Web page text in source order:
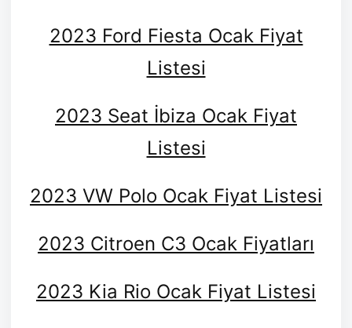
2023 Ford Fiesta Ocak Fiyat
Listesi
2023 Seat İbiza Ocak Fiyat
Listesi
2023 VW Polo Ocak Fiyat Listesi
2023 Citroen C3 Ocak Fiyatları
2023 Kia Rio Ocak Fiyat Listesi